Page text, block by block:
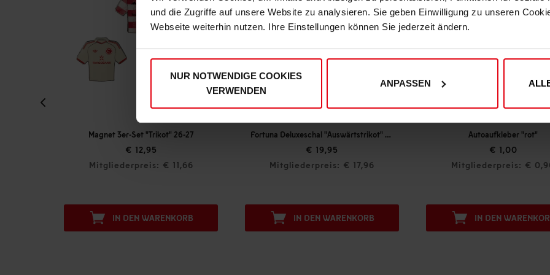
und die Zugriffe auf unsere Website zu analysieren. Sie geben Einwilligung zu unseren
Webseite weiterhin nutzen. Ihre Einstellungen können Sie jederzeit ändern.
NUR NOTWENDIGE COOKIES
VERWENDEN
ANPASSEN
Magnet 3er-Set "Trikot" 26-27
€ 12,95
Mitgliederpreis: € 11,66
IN DEN WARENKORB
Fortuna Deluxeschal "Auswärtstrikot" 26-27
€ 19,95
Mitgliederpreis: € 17,96
IN DEN WARENKORB
Autoaufkleber "rot"
€ 1,00
Mitgliederpreis: €
IN DEN